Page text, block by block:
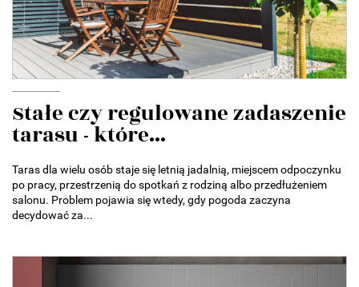
Stałe czy regulowane zadaszenie
tarasu - które...
Taras dla wielu osób staje się letnią jadalnią, miejscem odpoczynku
po pracy, przestrzenią do spotkań z rodziną albo przedłużeniem
salonu. Problem pojawia się wtedy, gdy pogoda zaczyna
decydować za...